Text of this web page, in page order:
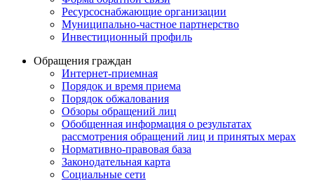
Ресурсоснабжающие организации
Муниципально-частное партнерство
Инвестиционный профиль
Обращения граждан
Интернет-приемная
Порядок и время приема
Порядок обжалования
Обзоры обращений лиц
Обобщенная информация о результатах
рассмотрения обращений лиц и принятых мерах
Нормативно-правовая база
Законодательная карта
Социальные сети